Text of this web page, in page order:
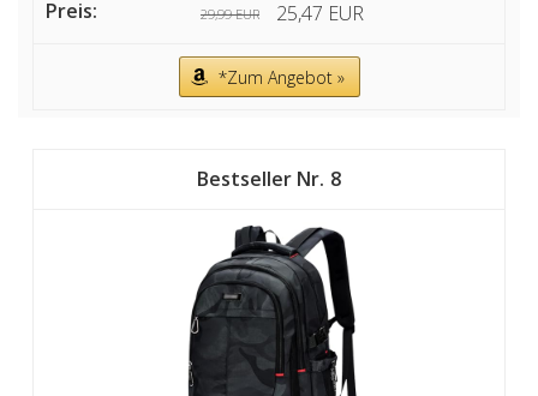
29,99 EUR 25,47 EUR
*Zum Angebot »
8